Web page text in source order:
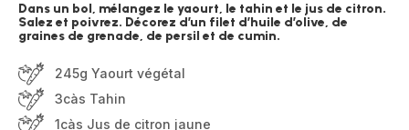
Dans un bol, mélangez le yaourt, le tahin et le jus de citron.
Salez et poivrez. Décorez d’un filet d’huile d’olive, de
graines de grenade, de persil et de cumin.
245g Yaourt végétal
3càs Tahin
1càs Jus de citron jaune